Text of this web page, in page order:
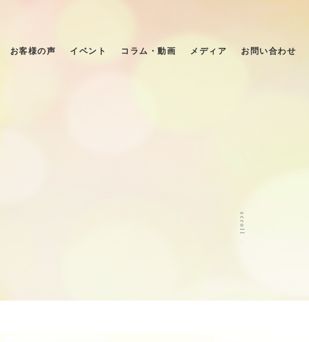
お客様の声 イベント コラム・動画 メディア お問い合わせ
scroll